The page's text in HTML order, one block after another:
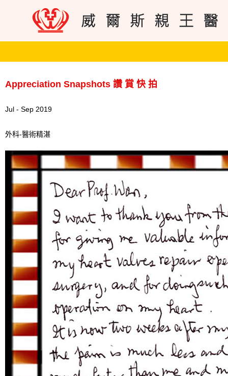
Appreciation Snapshots 讚 賞 快 拍
Jul - Sep 2019
外科-醫術精湛